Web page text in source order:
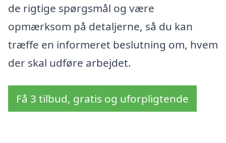
de rigtige spørgsmål og være
opmærksom på detaljerne, så du kan
træffe en informeret beslutning om, hvem
der skal udføre arbejdet.
Få 3 tilbud, gratis og uforpligtende